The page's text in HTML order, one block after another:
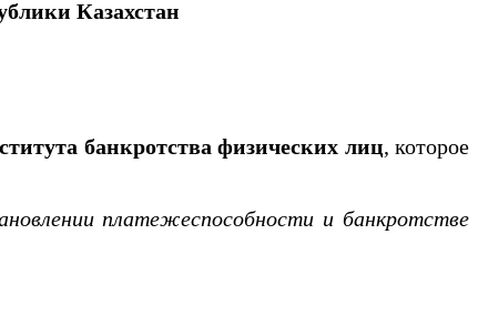
Казахстан
банкротства физических лиц, которое
платежеспособности и банкротстве